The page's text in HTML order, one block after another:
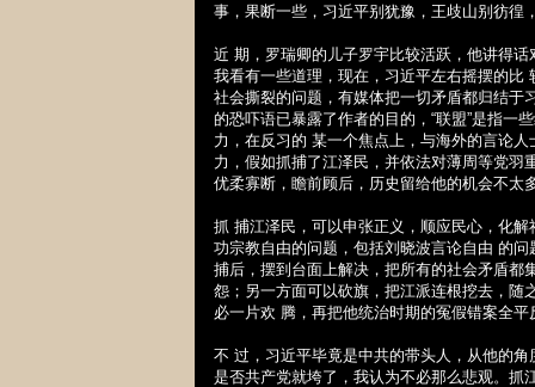
事，果断一些，习近平别犹豫，王歧山别彷徨
近 期，罗瑞卿的儿子罗宇比较活跃，他讲得
我看有一些道理，现在，习近平左右摇摆的比
社会撕裂的问题，有媒体把一切矛盾都归结于
的恐吓语已暴露了作者的目的，“联盟”是指一
力，在反习的 某一个焦点上，与海外的言论
力，假如抓捕了江泽民，并依法对薄周等党
优柔寡断，瞻前顾后，历史留给他的机会不太
抓 捕江泽民，可以申张正义，顺应民心，化解
功宗教自由的问题，包括刘晓波言论自由 的
捕后，摆到台面上解决，把所有的社会矛盾都
怨；另一方面可以砍旗，把江派连根挖去，随
必一片欢 腾，再把他统治时期的冤假错案全
不 过，习近平毕竟是中共的带头人，从他的
是否共产党就垮了，我认为不必那么悲观。抓